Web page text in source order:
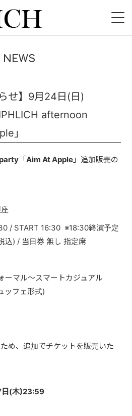
NEWS
せ】9月24日(日)
afternoon
」
「Aim At Apple 」追加販売の
/ START 16:30 ※18:30終演予定
込) / 当日券 無し 指定席
ーマル～スマートカジュアル
ッフェ形式)
め、追加でチケットを販売いた
(木)23:59